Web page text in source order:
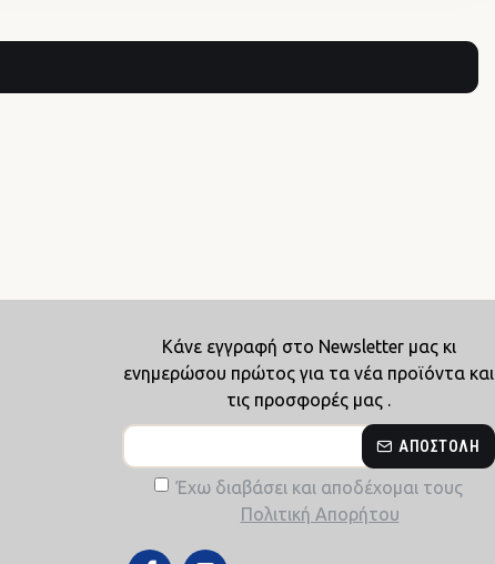
Κάνε εγγραφή στο Newsletter μας κι
ενημερώσου πρώτος για τα νέα προϊόντα και
τις προσφορές μας .
ΑΠΟΣΤΟΛΉ
Έχω διαβάσει και αποδέχομαι τους
Πολιτική Απορήτου